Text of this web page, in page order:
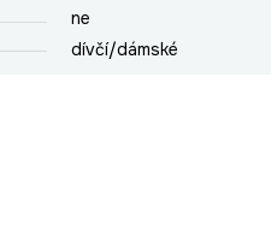
ne
dívčí/dámské